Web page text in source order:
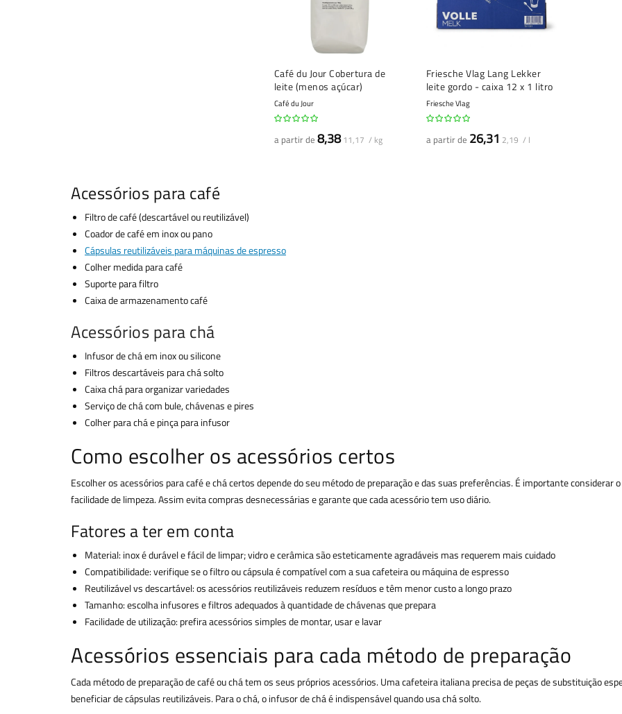
Café du Jour Cobertura de
leite (menos açúcar)
Café du Jour
a partir de 8,38 11,17 / kg
Friesche Vlag Lang Lekker
leite gordo - caixa 12 x 1 litro
Friesche Vlag
a partir de 26,31 2,19 / l
Acessórios para café
Filtro de café (descartável ou reutilizável)
Coador de café em inox ou pano
Cápsulas reutilizáveis para máquinas de espresso
Colher medida para café
Suporte para filtro
Caixa de armazenamento café
Acessórios para chá
Infusor de chá em inox ou silicone
Filtros descartáveis para chá solto
Caixa chá para organizar variedades
Serviço de chá com bule, chávenas e pires
Colher para chá e pinça para infusor
Como escolher os acessórios certos
Escolher os acessórios para café e chá certos depende do seu método de preparação e das suas preferências. É importante
facilidade de limpeza. Assim evita compras desnecessárias e garante que cada acessório tem uso diário.
Fatores a ter em conta
Material: inox é durável e fácil de limpar; vidro e cerâmica são esteticamente agradáveis mas requerem mais cuidado
Compatibilidade: verifique se o filtro ou cápsula é compatível com a sua cafeteira ou máquina de espresso
Reutilizável vs descartável: os acessórios reutilizáveis reduzem resíduos e têm menor custo a longo prazo
Tamanho: escolha infusores e filtros adequados à quantidade de chávenas que prepara
Facilidade de utilização: prefira acessórios simples de montar, usar e lavar
Acessórios essenciais para cada método de preparação
Cada método de preparação de café ou chá tem os seus próprios acessórios. Uma cafeteira italiana precisa de peças de substituição
beneficiar de cápsulas reutilizáveis. Para o chá, o infusor de chá é indispensável quando usa chá solto.